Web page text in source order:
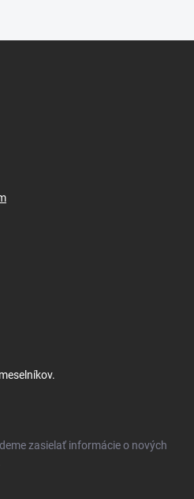
zasielať informácie o nových